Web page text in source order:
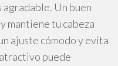
agradable. Un buen
mantiene tu cabeza
ajuste cómodo y evita
puede